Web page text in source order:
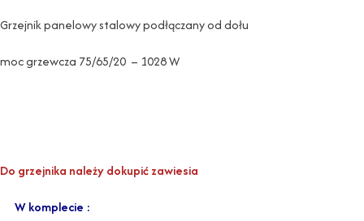
Grzejnik panelowy stalowy podłączany od dołu
moc grzewcza 75/65/20 – 1028 W
Do grzejnika należy dokupić zawiesia
W komplecie :